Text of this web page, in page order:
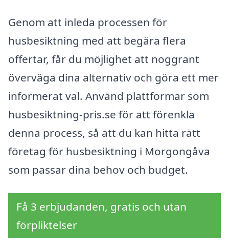
Genom att inleda processen för
husbesiktning med att begära flera
offertar, får du möjlighet att noggrant
överväga dina alternativ och göra ett mer
informerat val. Använd plattformar som
husbesiktning-pris.se för att förenkla
denna process, så att du kan hitta rätt
företag för husbesiktning i Morgongåva
som passar dina behov och budget.
Få 3 erbjudanden, gratis och utan
förpliktelser